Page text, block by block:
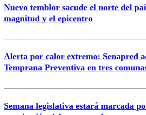
Nuevo temblor sacude el norte del
magnitud y el epicentro
Alerta por calor extremo: Senapred
Temprana Preventiva en tres
Semana legislativa estará marcada